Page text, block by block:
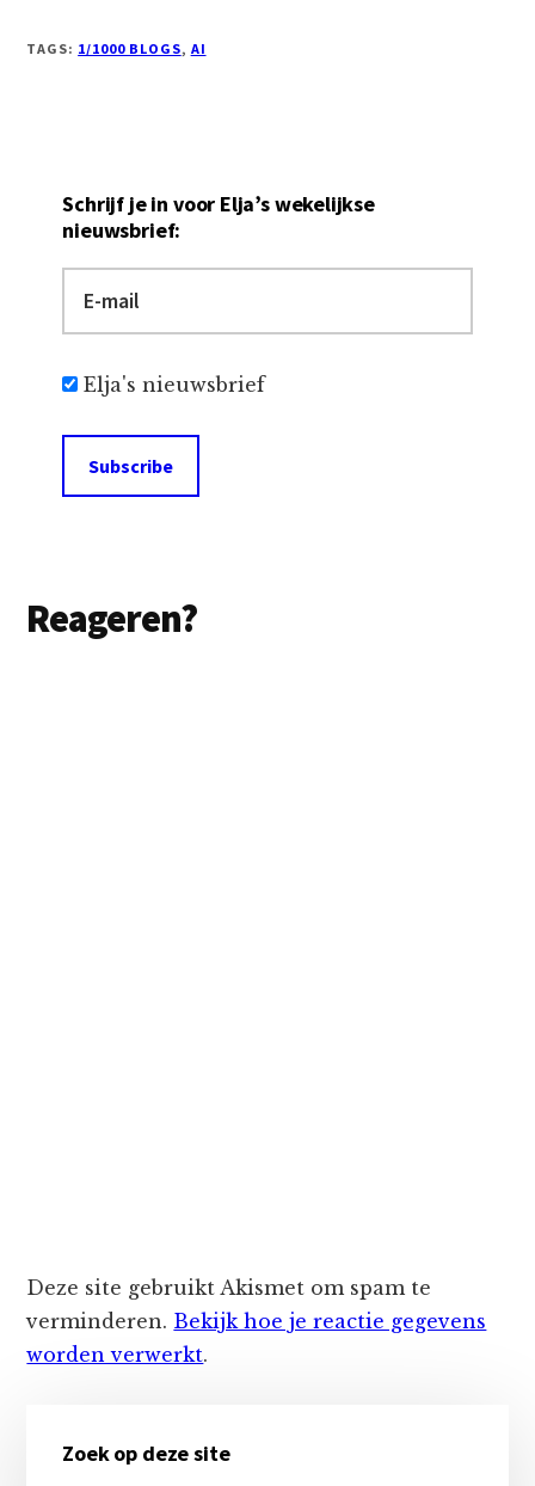
TAGS: 1/1000 BLOGS, AI
Schrijf je in voor Elja’s wekelijkse
nieuwsbrief:
Elja's nieuwsbrief
Lees
Reageren?
Deze site gebruikt Akismet om spam te
verminderen. Bekijk hoe je reactie gegevens
worden verwerkt.
Sidebar
Zoek op deze site